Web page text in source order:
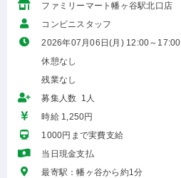
ファミリーマート幡ヶ谷駅北口店
コンビニスタッフ
2026年07月06日(月) 12:00～17:00
休憩なし
残業なし
募集人数 1人
時給 1,250円
1000円まで実費支給
当日現金支払
最寄駅：幡ヶ谷から約1分